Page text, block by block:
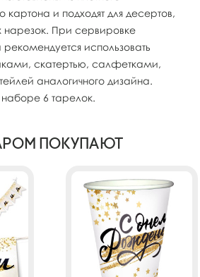
и подходят для десертов,
нарезок. При сервировке
рекомендуется использовать
скатертью, салфетками,
аналогичного дизайна.
6 тарелок.
покупают